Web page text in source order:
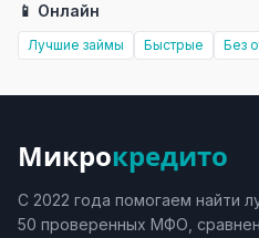
📱 Онлайн
Лучшие займы Быстрые Без
Микрокредито
С 2022 года помогаем найти
50 проверенных МФО,